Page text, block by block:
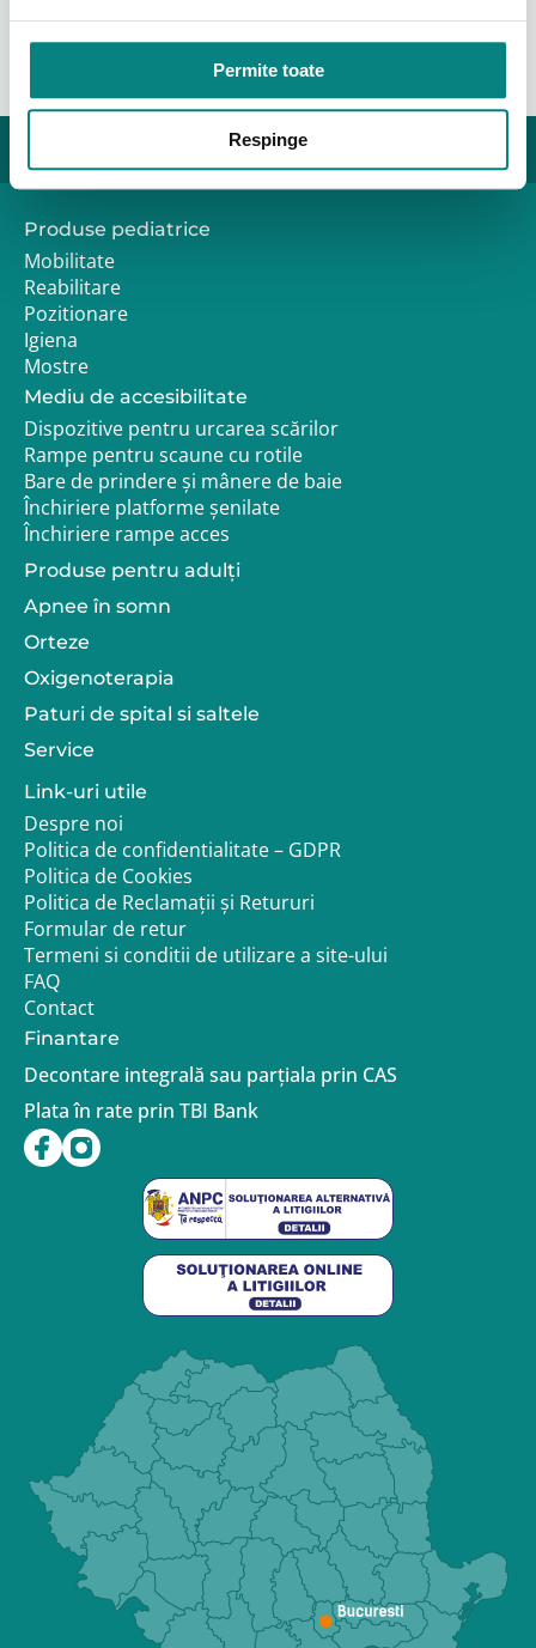
Permite toate
Respinge
Produse pediatrice
Mobilitate
Reabilitare
Pozitionare
Igiena
Mostre
Mediu de accesibilitate
Dispozitive pentru urcarea scărilor
Rampe pentru scaune cu rotile
Bare de prindere și mânere de baie
Închiriere platforme șenilate
Închiriere rampe acces
Produse pentru adulţi
Apnee în somn
Orteze
Oxigenoterapia
Paturi de spital si saltele
Service
Link-uri utile
Despre noi
Politica de confidentialitate – GDPR
Politica de Cookies
Politica de Reclamații și Retururi
Formular de retur
Termeni si conditii de utilizare a site-ului
FAQ
Contact
Finantare
Decontare integrală sau parțiala prin CAS
Plata în rate prin TBI Bank